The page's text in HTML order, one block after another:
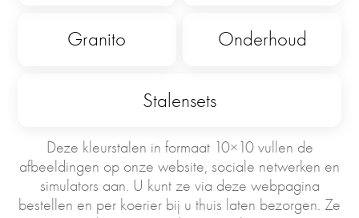
Granito Onderhoud
Stalensets
Deze kleurstalen in formaat 10×10 vullen de
afbeeldingen op onze website, sociale netwerken en
simulators aan. U kunt ze via deze webpagina
bestellen en per koerier bij u thuis laten bezorgen. Ze